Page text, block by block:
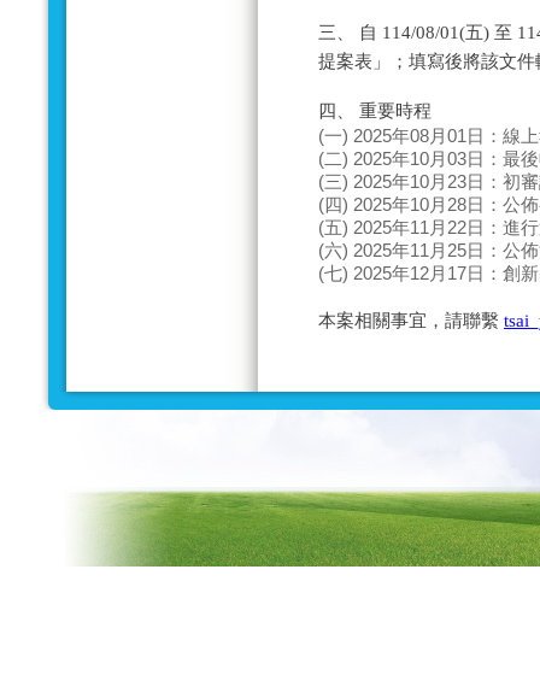
三、 自 114/08/01(五) 至
提案表」；填寫後將該文
四、 重要時程
(一) 2025年08月01日：線
(二) 2025年10月03日：最
(三) 2025年10月23日：初
(四) 2025年10月28日：公
(五) 2025年11月22日：進
(六) 2025年11月25日：公
(七) 2025年12月17日：創
本案相關事宜，請聯繫